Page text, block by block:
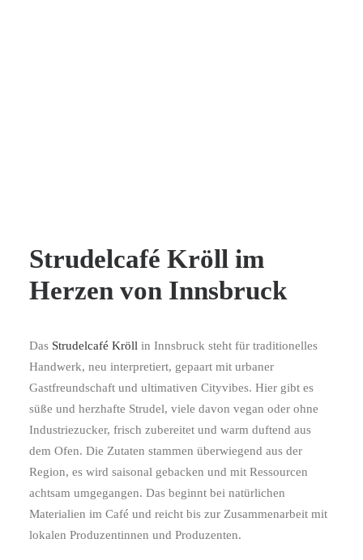
Strudelcafé Kröll im
Herzen von Innsbruck
Das Strudelcafé Kröll in Innsbruck steht für traditionelles
Handwerk, neu interpretiert, gepaart mit urbaner
Gastfreundschaft und ultimativen Cityvibes. Hier gibt es
süße und herzhafte Strudel, viele davon vegan oder ohne
Industriezucker, frisch zubereitet und warm duftend aus
dem Ofen. Die Zutaten stammen überwiegend aus der
Region, es wird saisonal gebacken und mit Ressourcen
achtsam umgegangen. Das beginnt bei natürlichen
Materialien im Café und reicht bis zur Zusammenarbeit mit
lokalen Produzentinnen und Produzenten.